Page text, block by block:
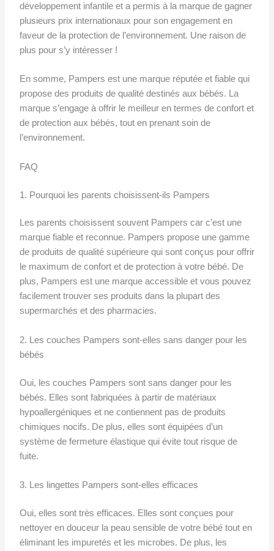
développement infantile et a permis à la marque de gagner
plusieurs prix internationaux pour son engagement en
faveur de la protection de l’environnement. Une raison de
plus pour s’y intéresser !
En somme, Pampers est une marque réputée et fiable qui
propose des produits de qualité destinés aux bébés. La
marque s’engage à offrir le meilleur en termes de confort et
de protection aux bébés, tout en prenant soin de
l’environnement.
FAQ
1. Pourquoi les parents choisissent-ils Pampers
Les parents choisissent souvent Pampers car c’est une
marque fiable et reconnue. Pampers propose une gamme
de produits de qualité supérieure qui sont conçus pour offrir
le maximum de confort et de protection à votre bébé. De
plus, Pampers est une marque accessible et vous pouvez
facilement trouver ses produits dans la plupart des
supermarchés et des pharmacies.
2. Les couches Pampers sont-elles sans danger pour les
bébés
Oui, les couches Pampers sont sans danger pour les
bébés. Elles sont fabriquées à partir de matériaux
hypoallergéniques et ne contiennent pas de produits
chimiques nocifs. De plus, elles sont équipées d’un
système de fermeture élastique qui évite tout risque de
fuite.
3. Les lingettes Pampers sont-elles efficaces
Oui, elles sont très efficaces. Elles sont conçues pour
nettoyer en douceur la peau sensible de votre bébé tout en
éliminant les impuretés et les microbes. De plus, les